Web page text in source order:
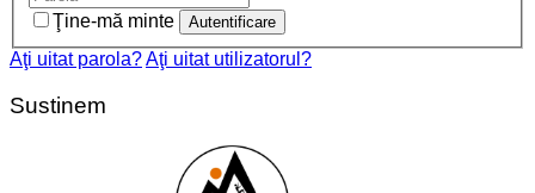
Ţine-mă minte
Aţi uitat parola?Aţi uitat utilizatorul?
Sustinem